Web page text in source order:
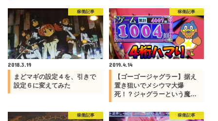
稼働記事
2018.3.19
まどマギの設定４を、引きで
設定６に変えてみた
稼働記事
2019.4.14
【ゴーゴージャグラー】据え
置き狙いでメシウマ大爆
死！？ジャグラーという魔…
稼働記事 稼働記事